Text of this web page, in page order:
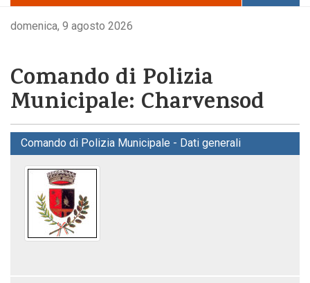
domenica, 9 agosto 2026
Comando di Polizia
Municipale: Charvensod
Comando di Polizia Municipale - Dati generali